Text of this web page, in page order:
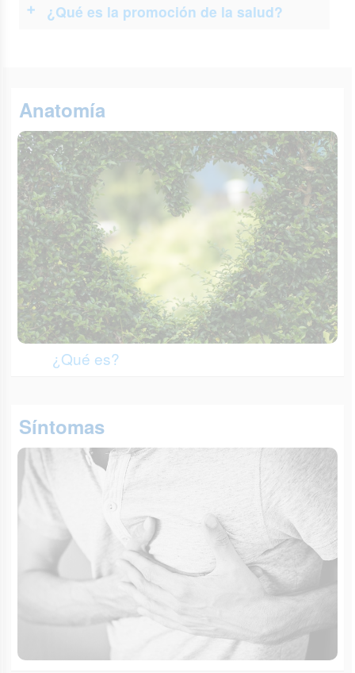
¿Qué es la promoción de la salud?
Anatomía
¿Qué es?
Síntomas